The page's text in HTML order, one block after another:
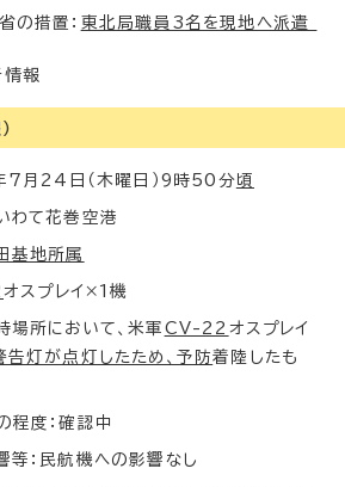
の措置： 東北局職員3名を現地へ派遣
情報
7月24日（木曜日）9時50分頃
わて花巻空港
基地所属
オスプレイ×1機
場所において、米軍 CV-22 オスプレイ
告灯が点灯したため、予防着陸したも
程度：確認中
等：民航機への影響なし